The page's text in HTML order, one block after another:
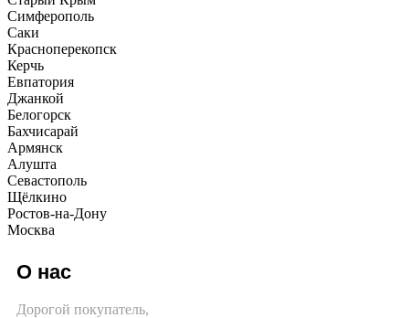
Симферополь
Саки
Красноперекопск
Керчь
Евпатория
Джанкой
Белогорск
Бахчисарай
Армянск
Алушта
Севастополь
Щёлкино
Ростов-на-Дону
Москва
О нас
Дорогой покупатель,